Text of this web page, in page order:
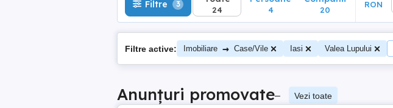
Filtre 3
24 4 20
RON
Filtre active: Imobiliare → Case/Vile Iasi Valea Lupului
Anunțuri promovate– Vezi toate